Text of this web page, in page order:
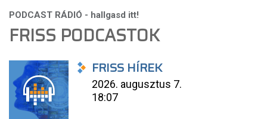
FRISS PODCASTOK
FRISS HÍREK
2026. augusztus 7.
18:07